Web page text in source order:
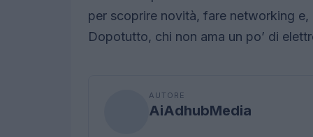
per scoprire novità, fare networking
Dopotutto, chi non ama un po’ di
AUTORE
AiAdhubMedia